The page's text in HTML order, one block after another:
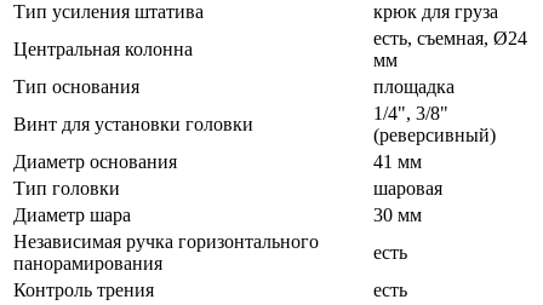
Тип усиления штатива
крюк для груза
Центральная колонна
есть, съемная, Ø24
мм
Тип основания
площадка
Винт для установки головки
1/4", 3/8"
(реверсивный)
Диаметр основания
41 мм
Тип головки
шаровая
Диаметр шара
30 мм
Независимая ручка горизонтального
панорамирования
есть
Контроль трения
есть